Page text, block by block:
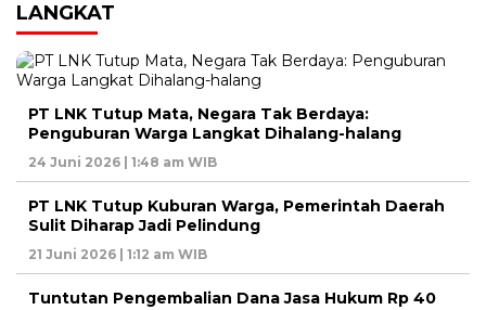
LANGKAT
PT LNK Tutup Mata, Negara Tak Berdaya:
Penguburan Warga Langkat Dihalang-halang
24 Juni 2026 | 1:48 am WIB
PT LNK Tutup Kuburan Warga, Pemerintah Daerah
Sulit Diharap Jadi Pelindung
21 Juni 2026 | 1:12 am WIB
Tuntutan Pengembalian Dana Jasa Hukum Rp 40